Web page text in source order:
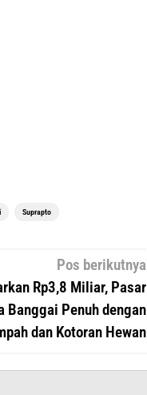
Suprapto
Pos berikutnya
Rp3,8 Miliar, Pasar
Banggai Penuh dengan
dan Kotoran Hewan